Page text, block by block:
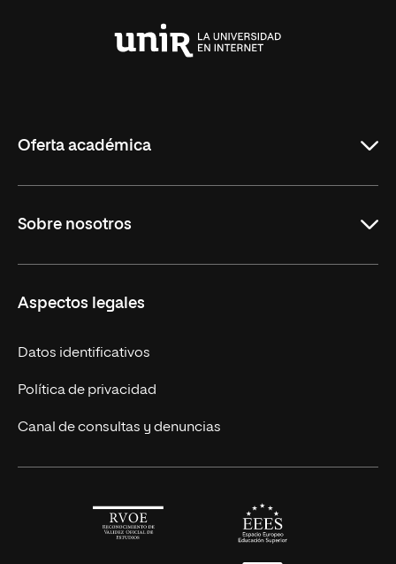
Oferta académica
Licenciaturas en línea
Cursos Europeos
Títulos Americanos
Alianza Newman
Sobre nosotros
Nuestros alumnos
Únete a nosotros
Actualidad
Solicita información
Aspectos legales
Datos identificativos
Política de privacidad
Canal de consultas y denuncias